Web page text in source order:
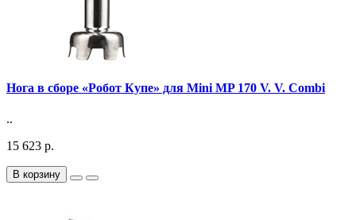
Нога в сборе «Робот Купе» для Mini MP 170 V. V. Combi
..
15 623 р.
В корзину